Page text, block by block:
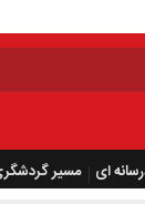
ای مسیر